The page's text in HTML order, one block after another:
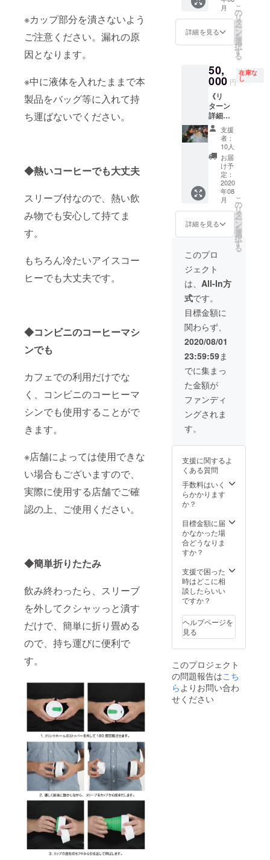
※カップ部分を潰さないよう
ご注意ください。漏れの原
因となります。
※中に液体を入れたままで本
製品をバッグ等に入れて持
ち運ばないでください。
◆熱いコーヒーでも大丈夫
スリーブ付なので、熱い飲
み物でも安心して持てま
す。
もちろん冷たいアイスコー
ヒーでも大丈夫です。
◆コンビニのコーヒーマシ
ンでも
カフェでの利用だけでな
く、コンビニのコーヒーマ
シンでも使用することがで
きます。
※店舗によっては使用できな
い場合もございますので、
実際に使用する店舗でご確
認の上、ご使用ください。
◆簡単折りたたみ
飲み終わったら、スリーブ
を外してクシャッっと潰す
だけで、簡単に折り畳める
ので、持ち運びに便利で
す。
「お届
け不
選択さ
れた場
ご送付
はござ
いませ
ん。
可能性
もござ
す。 ■
オリジ
をA〜D
のう
ち、1枚
お選び
いただ
けま
す。 オ
プショ
ンより
お好き
な画像
を選択
くださ
い。
「お届
要」を
選択さ
合、当
画像の
ご送付
はござ
いませ
ん。
別メ
ニュー
をご選
択くだ
消費税
込み ■
8月にお
届けす
る予定
です
が、生
産、配
送状況
により
遅れる
可能性
もござ
いま
オリジ
ナル待
をA〜D
ち、1枚
お選び
けま
す。 オ
プショ
ンより
お好き
な画像
を選択
くださ
い。
「お届
け不
要」を
選択さ
画像の
ご送付
はござ
いませ
ん。
ゆきデ
ザイ
ン！ゆ
るエコ
オリジ
受画像
×１枚
２０２
０年８
月２９
日
（土）
に、都
内のレ
ストラ
ンにて
開催予
定の
「#ゆる
エコ 会
食付き
トーク
ご参加
いただ
ける権
利です
（イベ
ント時
間：２
時間弱
予
定）。
当日は
向井ゆ
きが参
加し、
お食事
をお楽
しみい
ただけ
は、後
者様に
メール
にてお
伝えさ
ます。
■ こち
らはラ
ご案内
です。
ディ
ナータ
ご希望
の方は
別途リ
ターン
くださ
い。 ■
支援金
には会
場費・
月
詳細を見る
こ
の
リ
タ
ー
ン
を
選
択
す
る
50,
000 円
在庫な
し
《リ
ターン
詳細》
・
【ディ
ナー】
#ゆるエ
コ イベ
ント招
待券（1
名様）
・向井
ゆきデ
ザイ
ン！ゆ
るエコ
オリジ
ナル待
受画像
×１枚
２０２
０年８
月２９
日
（土）
に、都
内のレ
ストラ
ンにて
開催予
定の
「#ゆる
エコ 会
食付き
ト」に
いただ
ける権
利です
（イベ
ント時
時間弱
予
定）。
当日は
きが参
加し、
お食事
をお楽
ただけ
ます。
詳細
は、後
者様に
メール
にてお
伝えさ
せてい
支援
者：
10人
お届
け予
定：
2020
年08
月
詳細を見る
こ
の
リ
タ
ー
ン
を
選
択
す
る
このプロ
ジェクト
は、 All-In方
式です。
目標金額に
関わらず、
2020/08/01
23:59:59ま
でに集まっ
た金額が
ファンディ
ングされま
す。
支援に関するよ
くある質問
手数料はいく
らかかります
か？
目標金額に届
かなかった場
合どうなりま
すか？
支援で困った
時はどこに相
談したらいい
ですか？
ヘルプページを
見る
このプロジェクト
の問題報告はこち
ら よりお問い合わ
せください